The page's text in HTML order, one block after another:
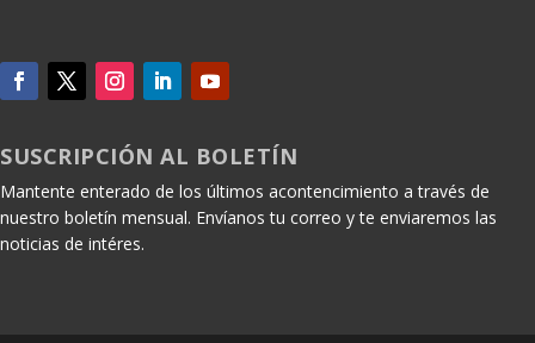
SUSCRIPCIÓN AL BOLETÍN
Mantente enterado de los últimos acontencimiento a través de
nuestro boletín mensual. Envíanos tu correo y te enviaremos las
noticias de intéres.